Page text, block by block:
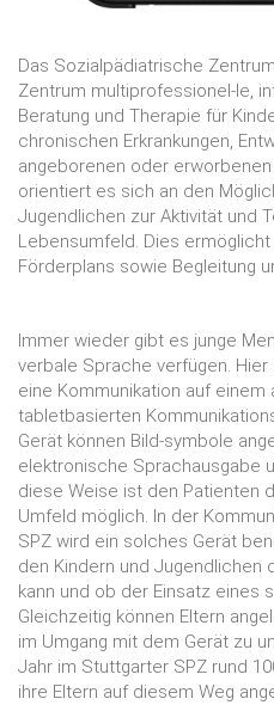
Das Sozialpädiatrische
Zentrum multiprofessionel-le,
Beratung und Therapie für
chronischen Erkrankungen,
angeborenen oder
orientiert es sich an den
Jugendlichen zur Aktivität und
Lebensumfeld. Dies
Förderplans sowie Begleitung
Immer wieder gibt es junge
verbale Sprache verfügen.
eine Kommunikation auf
tabletbasierten
Gerät können Bild-symbole
elektronische Sprachausgabe
diese Weise ist den Patienten
Umfeld möglich. In der
SPZ wird ein solches Gerät
den Kindern und Jugendlichen
kann und ob der Einsatz eines
Gleichzeitig können Eltern
im Umgang mit dem Gerät zu
Jahr im Stuttgarter SPZ rund
ihre Eltern auf diesem Weg